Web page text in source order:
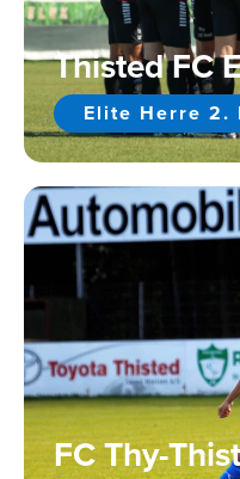
Thisted FC
Elite Herre 2.
FC Thy-